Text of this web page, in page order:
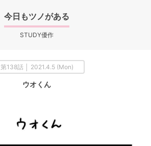
今日もツノがある
STUDY優作
第138話 │ 2021.4.5 (Mon)
ウオくん